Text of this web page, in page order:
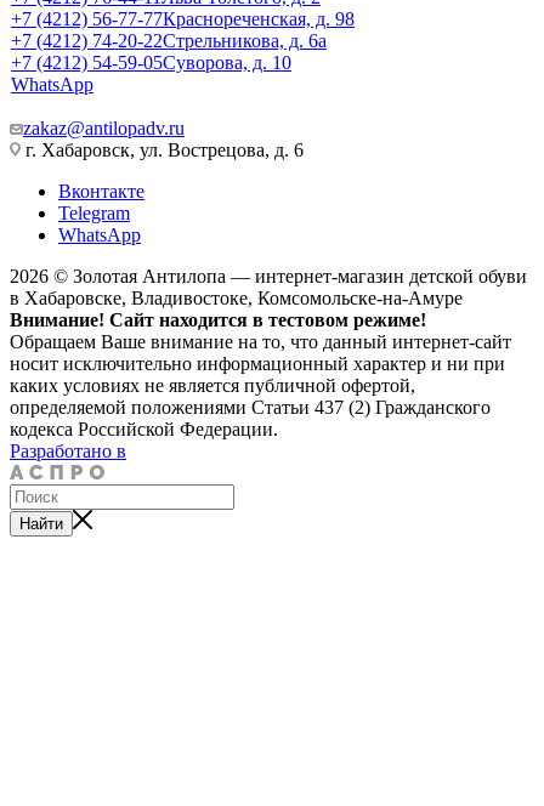
+7 (4212) 56-77-77Краснореченская, д. 98
+7 (4212) 74-20-22Стрельникова, д. 6а
+7 (4212) 54-59-05Суворова, д. 10
WhatsApp
zakaz@antilopadv.ru
г. Хабаровск, ул. Вострецова, д. 6
Вконтакте
Telegram
WhatsApp
2026 © Золотая Антилопа — интернет-магазин детской обуви
в Хабаровске, Владивостоке, Комсомольске-на-Амуре
Внимание! Сайт находится в тестовом режиме!
Обращаем Ваше внимание на то, что данный интернет-сайт
носит исключительно информационный характер и ни при
каких условиях не является публичной офертой,
определяемой положениями Статьи 437 (2) Гражданского
кодекса Российской Федерации.
Разработано в
Найти